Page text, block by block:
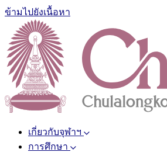
ข้ามไปยังเนื้อหา
เกี่ยวกับจุฬาฯ
การศึกษา